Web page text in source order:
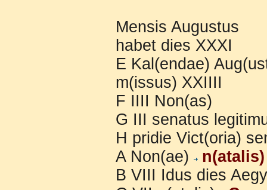
Mensis Augustus
habet dies XXXI
E Kal(endae)
m(issus) XXIIII
F IIII Non(as)
G III senatus
H pridie Vict(oria)
A Non(ae)
B VIII Idus dies